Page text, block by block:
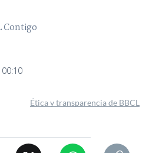
Contigo
Ética y transparencia de BBCL